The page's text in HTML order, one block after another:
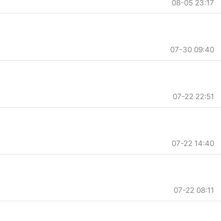
08-05 23:17
07-30 09:40
07-22 22:51
07-22 14:40
07-22 08:11